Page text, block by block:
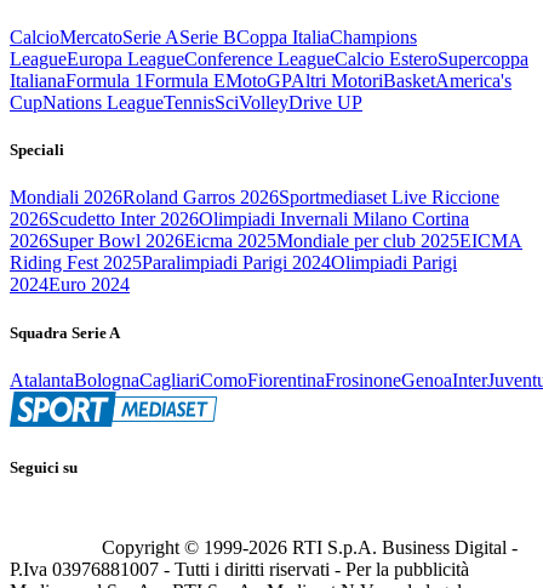
CalcioMercatoSerie ASerie BCoppa ItaliaChampions
LeagueEuropa LeagueConference LeagueCalcio EsteroSupercoppa
ItalianaFormula 1Formula EMotoGPAltri MotoriBasketAmerica's
CupNations LeagueTennisSciVolleyDrive UP
Speciali
Mondiali 2026Roland Garros 2026Sportmediaset Live Riccione
2026Scudetto Inter 2026Olimpiadi Invernali Milano Cortina
2026Super Bowl 2026Eicma 2025Mondiale per club 2025EICMA
Riding Fest 2025Paralimpiadi Parigi 2024Olimpiadi Parigi
2024Euro 2024
Squadra Serie A
AtalantaBolognaCagliariComoFiorentinaFrosinoneGenoaInter
Seguici su
Copyright © 1999-2026 RTI S.p.A. Business Digital -
P.Iva 03976881007 - Tutti i diritti riservati - Per la pubblicità